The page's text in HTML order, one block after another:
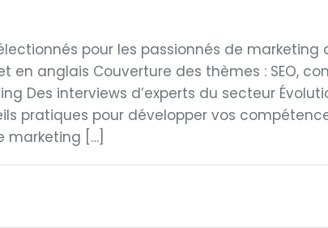
pour les passionnés de
en anglais Couverture des thèmes : SEO,
Des interviews d’experts du secteur
pratiques pour développer vos
marketing […]